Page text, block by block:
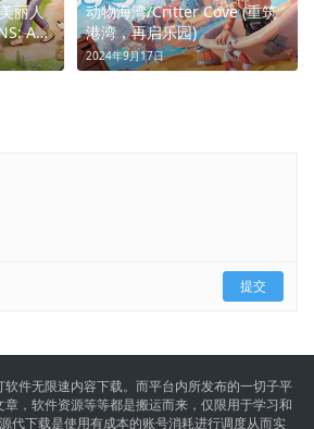
丽人
A
忆，
动物海湾/Critter Cove (重筑
港湾，再启乐园)
2024年9月17日
提交
件无限速内容下载。而平台内所发布的一切子平
，软件资源等等都是搬运而来，仅限用于学习和
代下载是使用有成本的账号消耗进行调度从而实